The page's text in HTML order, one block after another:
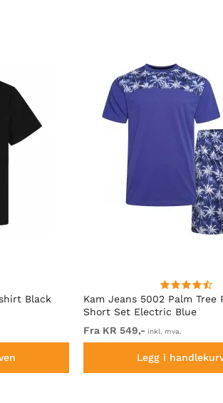
Black
Kam Jeans 5002 Palm Tree
Short Set Electric Blue
Fra KR 549,- inkl. mva.
Legg i